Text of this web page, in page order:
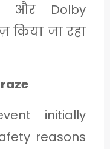
और Dolby
किया जा रहा
initially
reasons